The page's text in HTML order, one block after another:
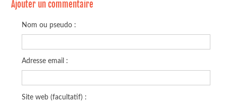
Ajouter un commentaire
Nom ou pseudo :
Adresse email :
Site web (facultatif) :